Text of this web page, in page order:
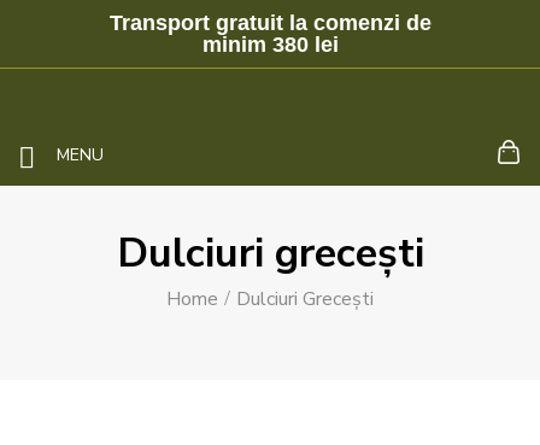
Transport gratuit la comenzi de
minim 380 lei
MENU
Dulciuri grecești
Home Dulciuri Grecești